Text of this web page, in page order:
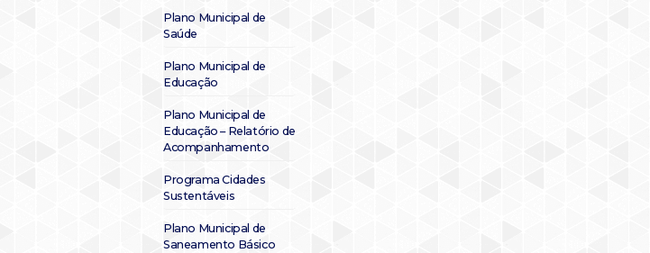
Plano Municipal de
Saúde
Plano Municipal de
Educação
Plano Municipal de
Educação – Relatório de
Acompanhamento
Programa Cidades
Sustentáveis
Plano Municipal de
Saneamento Básico